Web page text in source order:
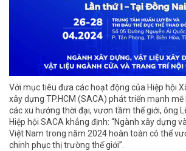
Với mục tiêu đưa các hoạt động của Hiệp hội
xây dựng TP.HCM (SACA) phát triển mạnh
các xu hướng thời đại, vươn tầm thế giới, ông
Hiệp hội SACA khẳng định: “Ngành xây dựng
Việt Nam trong năm 2024 hoàn toàn có thể
chinh phục thị trường thế giới”.